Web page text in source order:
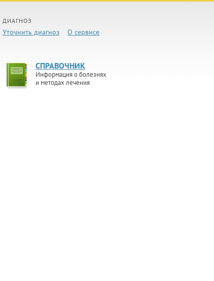
ДИАГНОЗ
Уточнить диагноз О сервисе
СПРАВОЧНИК
Информация о болезнях
и методах лечения